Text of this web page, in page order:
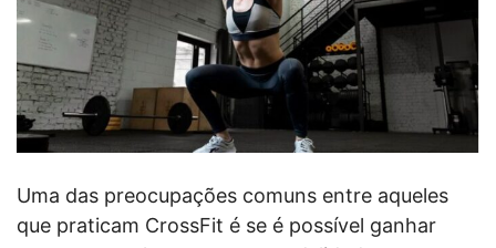
Uma das preocupações comuns entre aqueles
que praticam CrossFit é se é possível ganhar